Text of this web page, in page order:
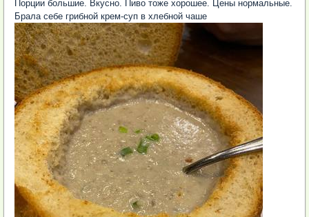
Порции большие. Вкусно. Пиво тоже хорошее. Цены нормальные.
Брала себе грибной крем-суп в хлебной чаше